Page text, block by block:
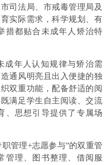
司法局、市戒毒管理局及
实际需求，科学规划、有
措都贴合未成年人矫治特
成年人认知规律与矫治需
通风明亮且出入便捷的独
双重功能，配备舒适的阅
满足学生自主阅读、交流
、思想引导提供了专属场
职管理+志愿参与”的双重管
管理、图书整理、借阅服